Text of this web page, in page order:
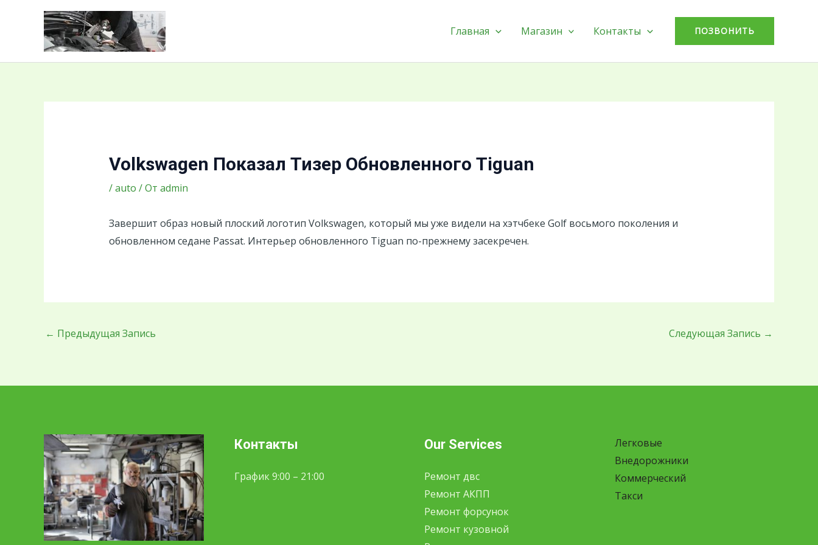
содержимому
Главная Магазин Контакты ПОЗВОНИТЬ
Volkswagen Показал Тизер Обновленного Tiguan
/auto / От admin
Завершит образ новый плоский логотип Volkswagen, который мы уже видели на хэтчбеке Golf восьмого поколения и
обновленном седане Passat. Интерьер обновленного Tiguan по-прежнему засекречен.
Навигация
по
записям
← Предыдущая Запись Следующая Запись →
Контакты
График 9:00 – 21:00
Our Services
Ремонт двс
Ремонт АКПП
Ремонт форсунок
Ремонт кузовной
Легковые
Внедорожники
Коммерческий
Такси